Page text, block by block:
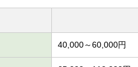
40,000～60,000円